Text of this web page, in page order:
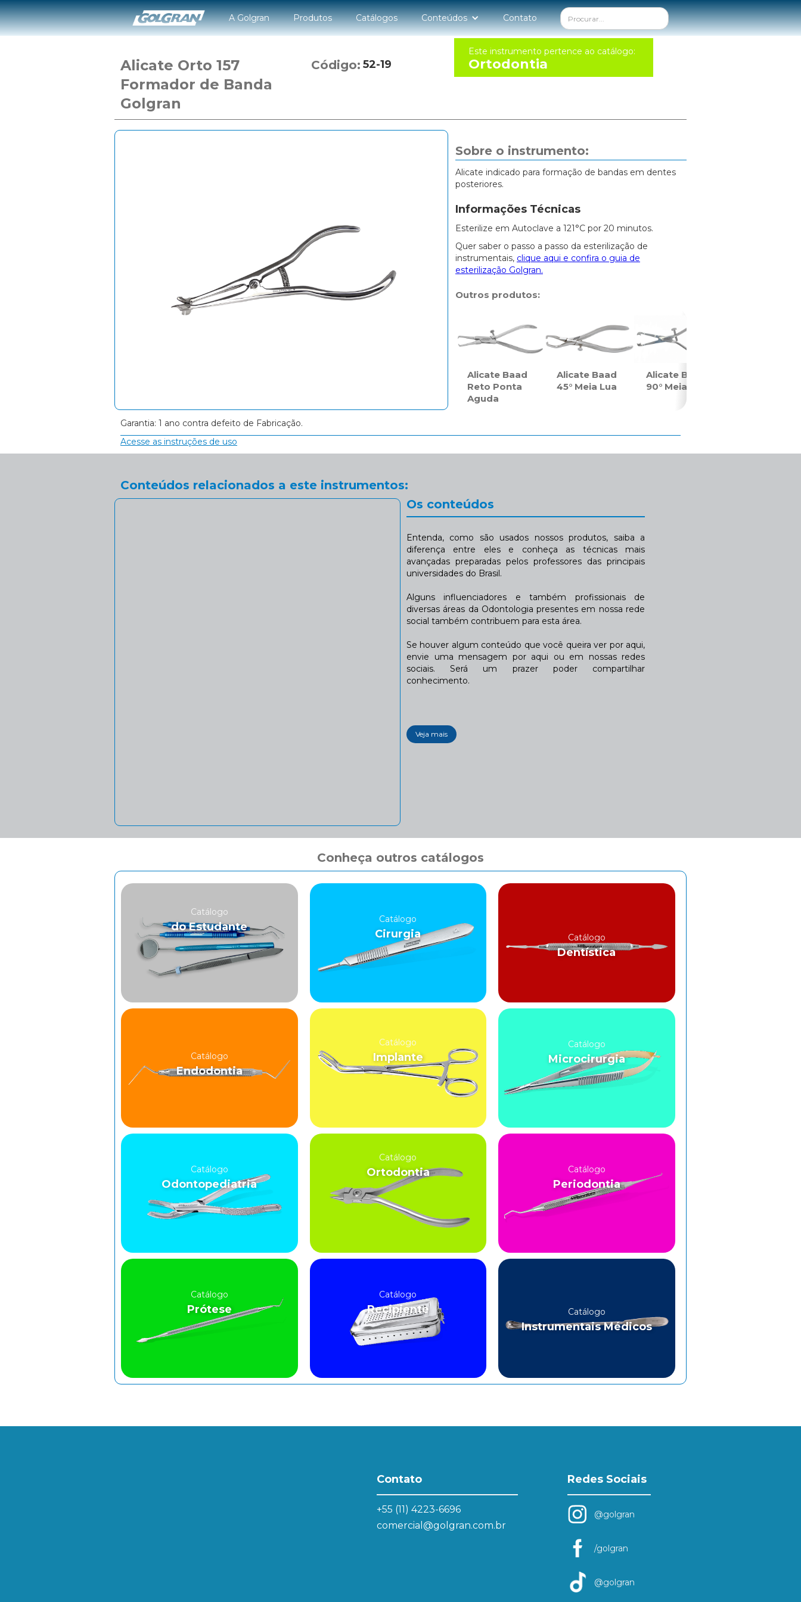
A Golgran Produtos Catálogos Conteúdos Contato
Alicate Orto 157
Formador de Banda
Golgran
Código: 52-19
Este instrumento pertence ao catálogo:
Ortodontia
Sobre o instrumento:
Alicate indicado para formação de bandas em dentes
posteriores.
Informações Técnicas
Esterilize em Autoclave a 121°C por 20 minutos.
Quer saber o passo a passo da esterilização de
instrumentais, clique aqui e confira o guia de
esterilização Golgran.
Outros produtos:
Alicate Baad
Reto Ponta
Aguda
Alicate Baad
45° Meia Lua
Alicate Baad
90° Meia Lua
Garantia: 1 ano contra defeito de Fabricação.
Acesse as instruções de uso
Conteúdos relacionados a este instrumentos:
Os conteúdos
Entenda, como são usados nossos produtos, saiba a
diferença entre eles e conheça as técnicas mais
avançadas preparadas pelos professores das principais
universidades do Brasil.
Alguns influenciadores e também profissionais de
diversas áreas da Odontologia presentes em nossa rede
social também contribuem para esta área.
Se houver algum conteúdo que você queira ver por aqui,
envie uma mensagem por aqui ou em nossas redes
sociais. Será um prazer poder compartilhar
conhecimento.
Veja mais
Conheça outros catálogos
Catálogo
do Estudante
Catálogo
Cirurgia Catálogo
Dentística
Catálogo
Endodontia
Catálogo
Implante
Catálogo
Microcirurgia
Catálogo
Odontopediatria
Catálogo
Ortodontia Catálogo
Periodontia
Catálogo
Prótese
Catálogo
Recipiente Catálogo
Instrumentais Médicos
Contato
+55 (11) 4223-6696
comercial@golgran.com.br
Redes Sociais
@golgran
/golgran
@golgran